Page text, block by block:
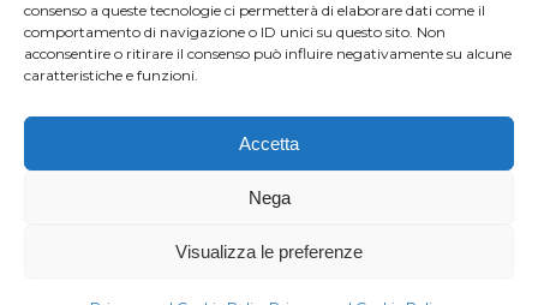
consenso a queste tecnologie ci permetterà di elaborare dati come il
comportamento di navigazione o ID unici su questo sito. Non
acconsentire o ritirare il consenso può influire negativamente su alcune
caratteristiche e funzioni.
Accetta
Nega
Visualizza le preferenze
Via Virginio 358/360
Loc. Anselmo 50025 Montespertoli (FI)
E-mail: info@paciarrediscolastici.com
PEC: pacisrl@interfreepec.it
Tel e Fax: +39 0571 675108
PI e CF: 05012160486 Registro delle Imprese di
Capitale Sociale Euro 20.800,00 i.v.